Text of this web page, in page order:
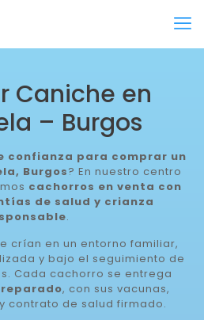
Caniche en
– Burgos
confianza para comprar un
Burgos? En nuestro centro
cachorros en venta con
de salud y crianza
.
crían en un entorno familiar,
y bajo el seguimiento de
Cada cachorro se entrega
, con sus vacunas,
contrato de salud firmado.